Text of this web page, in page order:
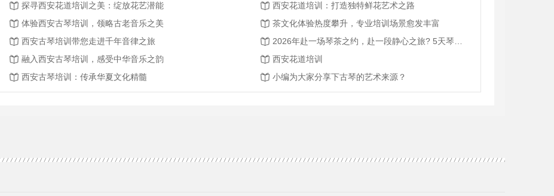
探寻西安花道培训之美：绽放花艺潜能
西安花道培训：打造独特鲜花艺术之路
体验西安古琴培训，领略古老音乐之美
茶文化体验热度攀升，专业培训场景愈发丰富
西安古琴培训带您走进千年音律之旅
2026年赴一场琴茶之约，赴一段静心之旅? 5天琴艺茶道沉浸式游学
融入西安古琴培训，感受中华音乐之韵
西安花道培训
西安古琴培训：传承华夏文化精髓
小编为大家分享下古琴的艺术来源？